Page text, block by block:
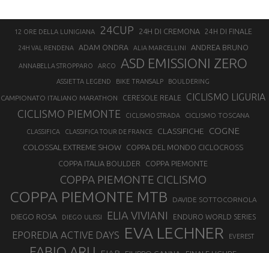
12 ORE DELLA LUNIGIANA 24CUP 24H DI CREMONA 24H DI FINALE
24H VAL RENDENA ADAM ONDRA ALIA MARCELLINI ANDREA BRUNO
ANNABELLA STROPPARO ARCO ASD EMISSIONI ZERO
ASSIETTA LEGEND BIKE TRANSALP BOULDERING
CAMPIONATO ITALIANO MARATHON CERESOLE REALE CICLISMO LIGURIA
CICLISMO PIEMONTE CICLISMO STRADA CICLISMO TOSCANA
CLASSIFICA CLASSIFICA TOUR DE FRANCE CLASSIFICHE COGNE
COLOSSAL EXTREME SHOW
COPPA DEL MONDO CICLOCROSS
COPPA ITALIA BOULDER
COPPA PIEMONTE
COPPA PIEMONTE CICLISMO
COPPA PIEMONTE MTB DAVIDE SOTTOCORNOLA
DIEGO ROSA DIEGO ULISSI ELIA VIVIANI ENDURO WORLD SERIES
EPOREDIA ACTIVE DAYS EVA LECHNER EVEREST